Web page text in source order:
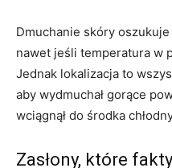
Dmuchanie skóry oszukuje
nawet jeśli temperatura w
Jednak lokalizacja to
aby wydmuchał gorące
wciągnął do środka
Zasłony, które